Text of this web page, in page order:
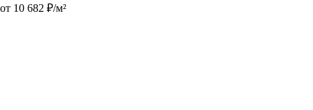
от 10 682 ₽/м²